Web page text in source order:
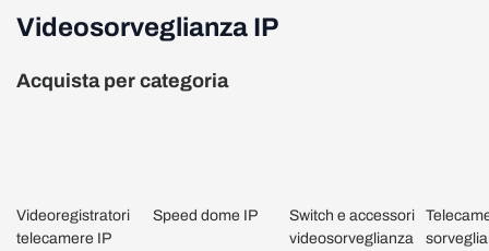
Videosorveglianza IP
Acquista per categoria
Videoregistratori
telecamere IP
Speed dome IP
Switch e accessori
videosorveglianza